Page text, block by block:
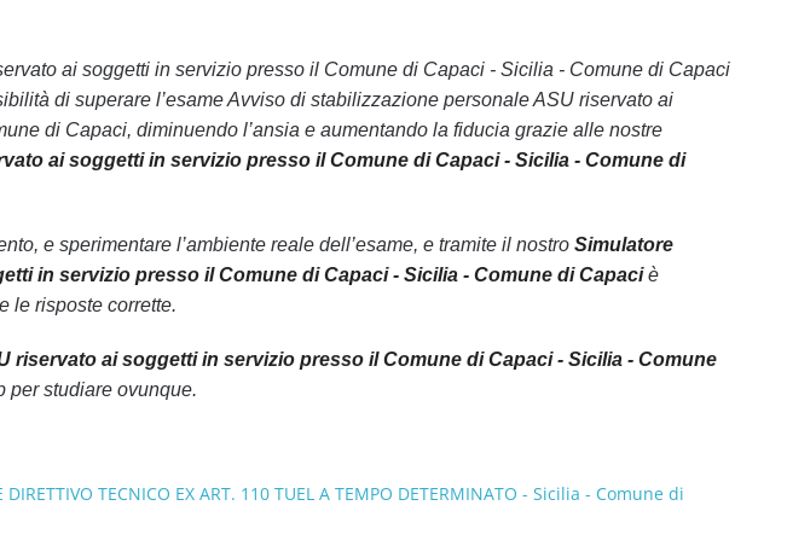
ai soggetti in servizio presso il Comune di Capaci - Sicilia - Comune di Capaci
di superare l’esame Avviso di stabilizzazione personale ASU riservato ai
di Capaci, diminuendo l’ansia e aumentando la fiducia grazie alle nostre
ai soggetti in servizio presso il Comune di Capaci - Sicilia - Comune di
e sperimentare l’ambiente reale dell’esame, e tramite il nostro Simulatore
in servizio presso il Comune di Capaci - Sicilia - Comune di Capaciè
le risposte corrette.
riservato ai soggetti in servizio presso il Comune di Capaci - Sicilia - Comune
per studiare ovunque.
TECNICO EX ART. 110 TUEL A TEMPO DETERMINATO - Sicilia - Comune di